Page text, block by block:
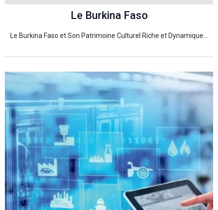
Le Burkina Faso
Le Burkina Faso et Son Patrimoine Culturel Riche et Dynamique…